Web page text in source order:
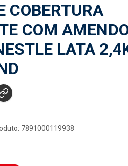
COBERTURA
COM
LATA
7891000119938